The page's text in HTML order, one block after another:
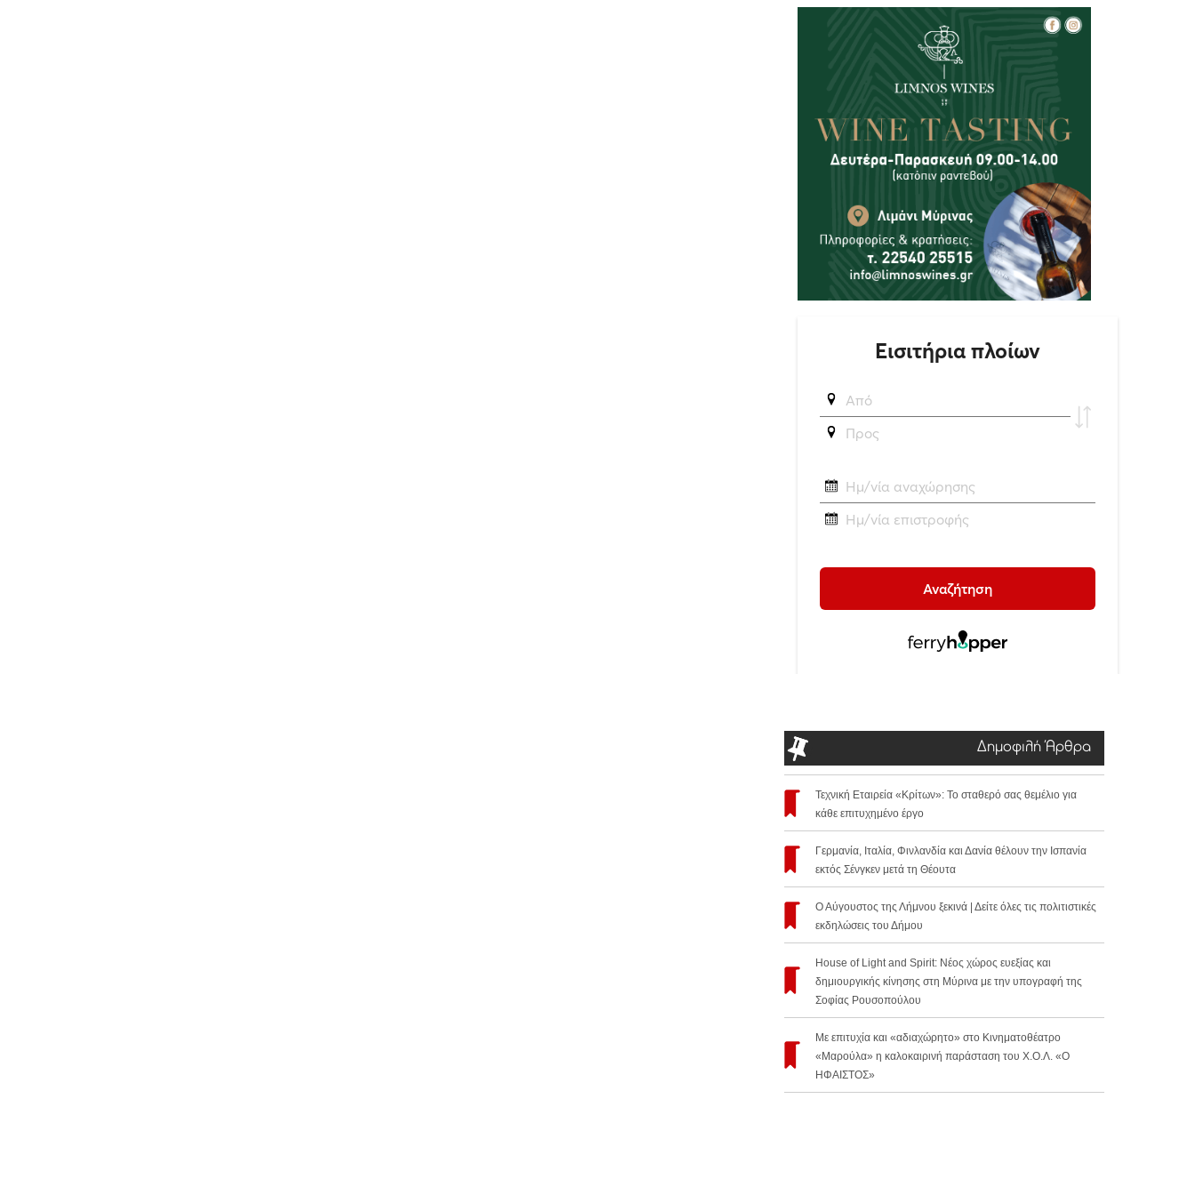
Δημοφιλή Άρθρα
Τεχνική Εταιρεία «Κρίτων»: Το σταθερό σας θεμέλιο για
κάθε επιτυχημένο έργο
Γερμανία, Ιταλία, Φινλανδία και Δανία θέλουν την Ισπανία
εκτός Σένγκεν μετά τη Θέουτα
Ο Αύγουστος της Λήμνου ξεκινά | Δείτε όλες τις πολιτιστικές
εκδηλώσεις του Δήμου
House of Light and Spirit: Νέος χώρος ευεξίας και
δημιουργικής κίνησης στη Μύρινα με την υπογραφή της
Σοφίας Ρουσοπούλου
Με επιτυχία και «αδιαχώρητο» στο Κινηματοθέατρο
«Μαρούλα» η καλοκαιρινή παράσταση του Χ.Ο.Λ. «Ο
ΗΦΑΙΣΤΟΣ»